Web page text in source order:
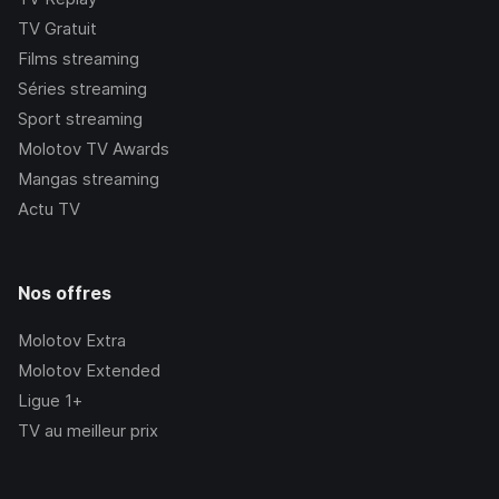
TV Gratuit
Films streaming
Séries streaming
Sport streaming
Molotov TV Awards
Mangas streaming
Actu TV
Nos offres
Molotov Extra
Molotov Extended
Ligue 1+
TV au meilleur prix